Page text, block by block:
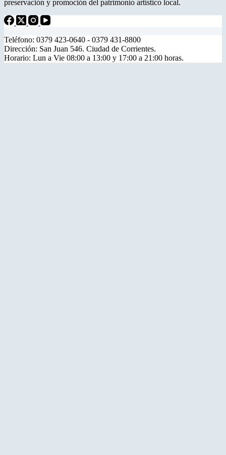
preservación y promoción del patrimonio artístico local.
Teléfono: 0379 423-0640 - 0379 431-8800
Dirección: San Juan 546. Ciudad de Corrientes.
Horario: Lun a Vie 08:00 a 13:00 y 17:00 a 21:00 horas.